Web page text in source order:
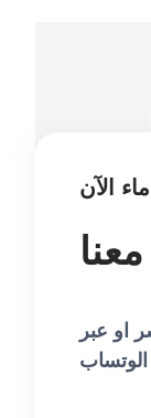
الآن
او عبر
الوتساب